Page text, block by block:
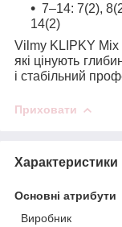
7–14: 7(2),
14(2)
Vilmy KLIPKY Mix
які цінують
і стабільний
Приховати
Характеристики
Основні атрибути
Виробник